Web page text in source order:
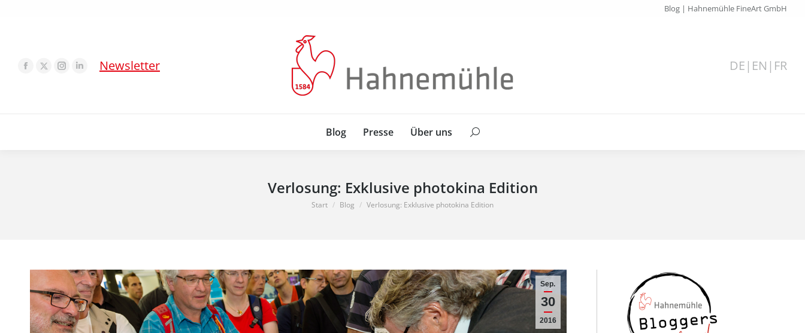
Blog | Hahnemühle FineArt GmbH
Newsletter DE | EN | FR
Blog Presse Über uns Search:
Verlosung: Exklusive photokina Edition
Sie befinden sich hier:
Start Blog Verlosung: Exklusive photokina Edition
Sep.
30
2016